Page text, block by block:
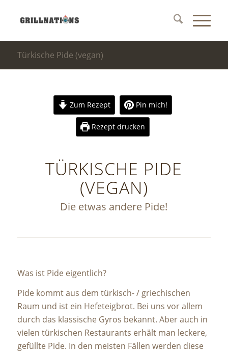
Türkische Pide (vegan)
Zum Rezept Pin mich!
Rezept drucken
TÜRKISCHE PIDE
(VEGAN)
Die etwas andere Pide!
Was ist Pide eigentlich?
Pide kommt aus dem türkisch- / griechischen
Raum und ist ein Hefeteigbrot. Bei uns vor allem
durch das klassische Gyros bekannt. Aber auch in
vielen türkischen Restaurants erhält man leckere,
gefüllte Pide. In den meisten Fällen werden diese